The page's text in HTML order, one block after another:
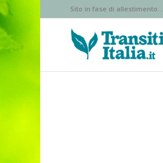
Sito in fase di allestimento...